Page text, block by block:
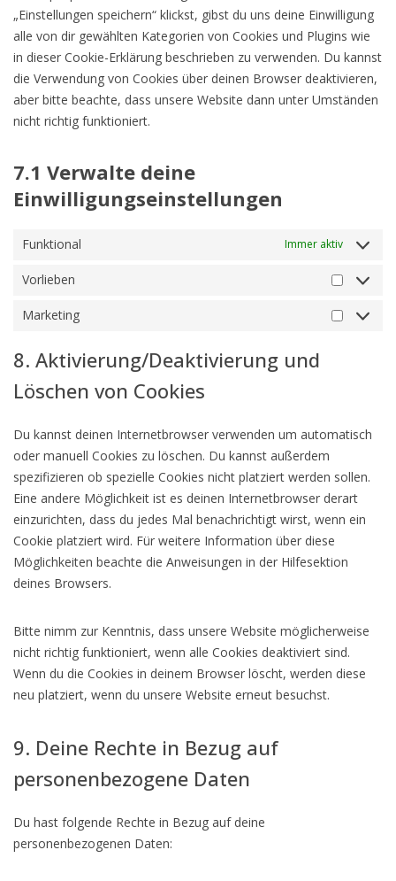
„Einstellungen speichern“ klickst, gibst du uns deine Einwilligung
alle von dir gewählten Kategorien von Cookies und Plugins wie
in dieser Cookie-Erklärung beschrieben zu verwenden. Du kannst
die Verwendung von Cookies über deinen Browser deaktivieren,
aber bitte beachte, dass unsere Website dann unter Umständen
nicht richtig funktioniert.
7.1 Verwalte deine
Einwilligungseinstellungen
Funktional Immer aktiv
Vorlieben
Marketing
8. Aktivierung/Deaktivierung und
Löschen von Cookies
Du kannst deinen Internetbrowser verwenden um automatisch
oder manuell Cookies zu löschen. Du kannst außerdem
spezifizieren ob spezielle Cookies nicht platziert werden sollen.
Eine andere Möglichkeit ist es deinen Internetbrowser derart
einzurichten, dass du jedes Mal benachrichtigt wirst, wenn ein
Cookie platziert wird. Für weitere Information über diese
Möglichkeiten beachte die Anweisungen in der Hilfesektion
deines Browsers.
Bitte nimm zur Kenntnis, dass unsere Website möglicherweise
nicht richtig funktioniert, wenn alle Cookies deaktiviert sind.
Wenn du die Cookies in deinem Browser löscht, werden diese
neu platziert, wenn du unsere Website erneut besuchst.
9. Deine Rechte in Bezug auf
personenbezogene Daten
Du hast folgende Rechte in Bezug auf deine
personenbezogenen Daten: